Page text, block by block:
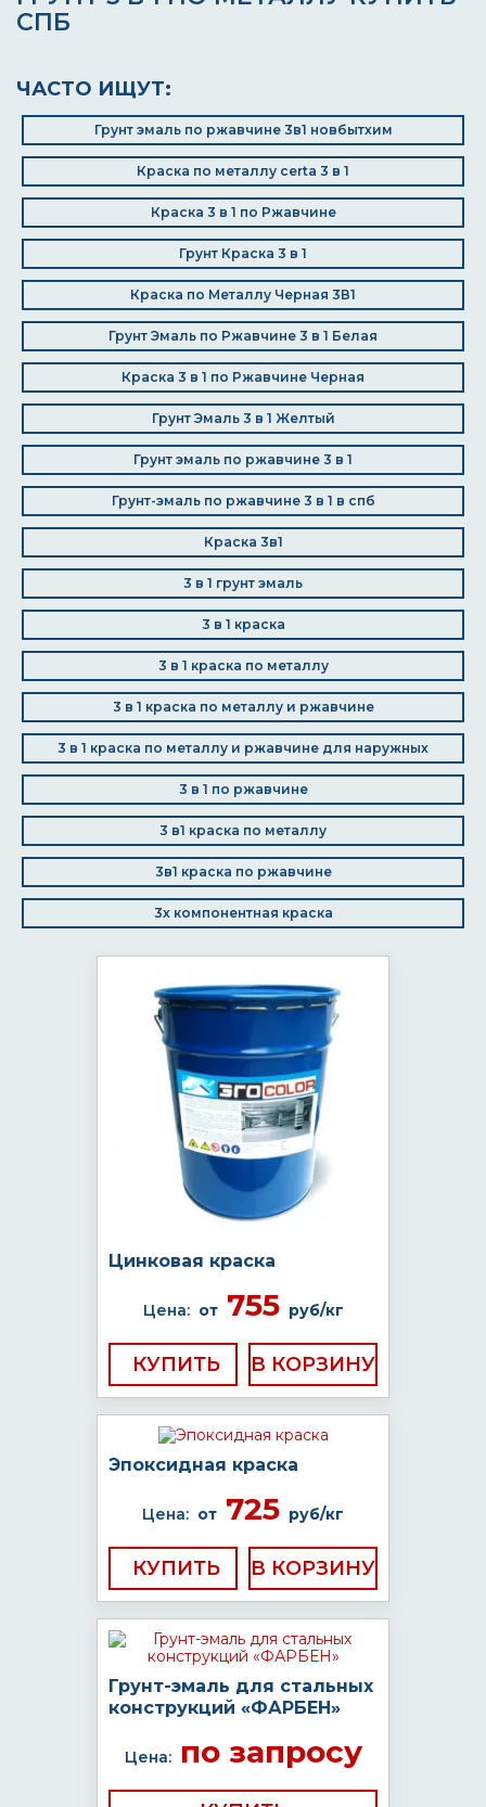
СПБ
ЧАСТО ИЩУТ:
Грунт эмаль по ржавчине 3в1 новбытхим
Краска по металлу certa 3 в 1
Краска 3 в 1 по Ржавчине
Грунт Краска 3 в 1
Краска по Металлу Черная 3В1
Грунт Эмаль по Ржавчине 3 в 1 Белая
Краска 3 в 1 по Ржавчине Черная
Грунт Эмаль 3 в 1 Желтый
Грунт эмаль по ржавчине 3 в 1
Грунт-эмаль по ржавчине 3 в 1 в спб
Краска 3в1
3 в 1 грунт эмаль
3 в 1 краска
3 в 1 краска по металлу
3 в 1 краска по металлу и ржавчине
3 в 1 краска по металлу и ржавчине для наружных
3 в 1 по ржавчине
3 в1 краска по металлу
3в1 краска по ржавчине
3х компонентная краска
Цинковая краска
Цена: от755 руб/кг
КУПИТЬ
Эпоксидная краска
Цена: от 725 руб/кг
КУПИТЬ
Грунт-эмаль для стальных
конструкций «ФАРБЕН»
Цена:по запросу